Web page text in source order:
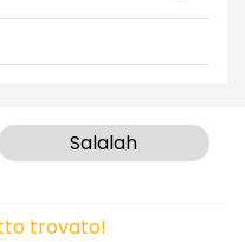
Salalah
trovato!